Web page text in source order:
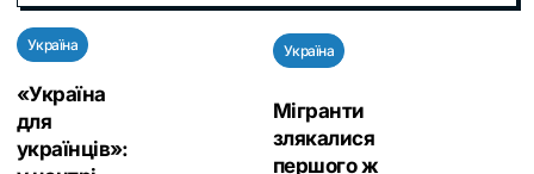
Україна
«Україна
для
українців»:
Україна
Мігранти
злякалися
першого ж